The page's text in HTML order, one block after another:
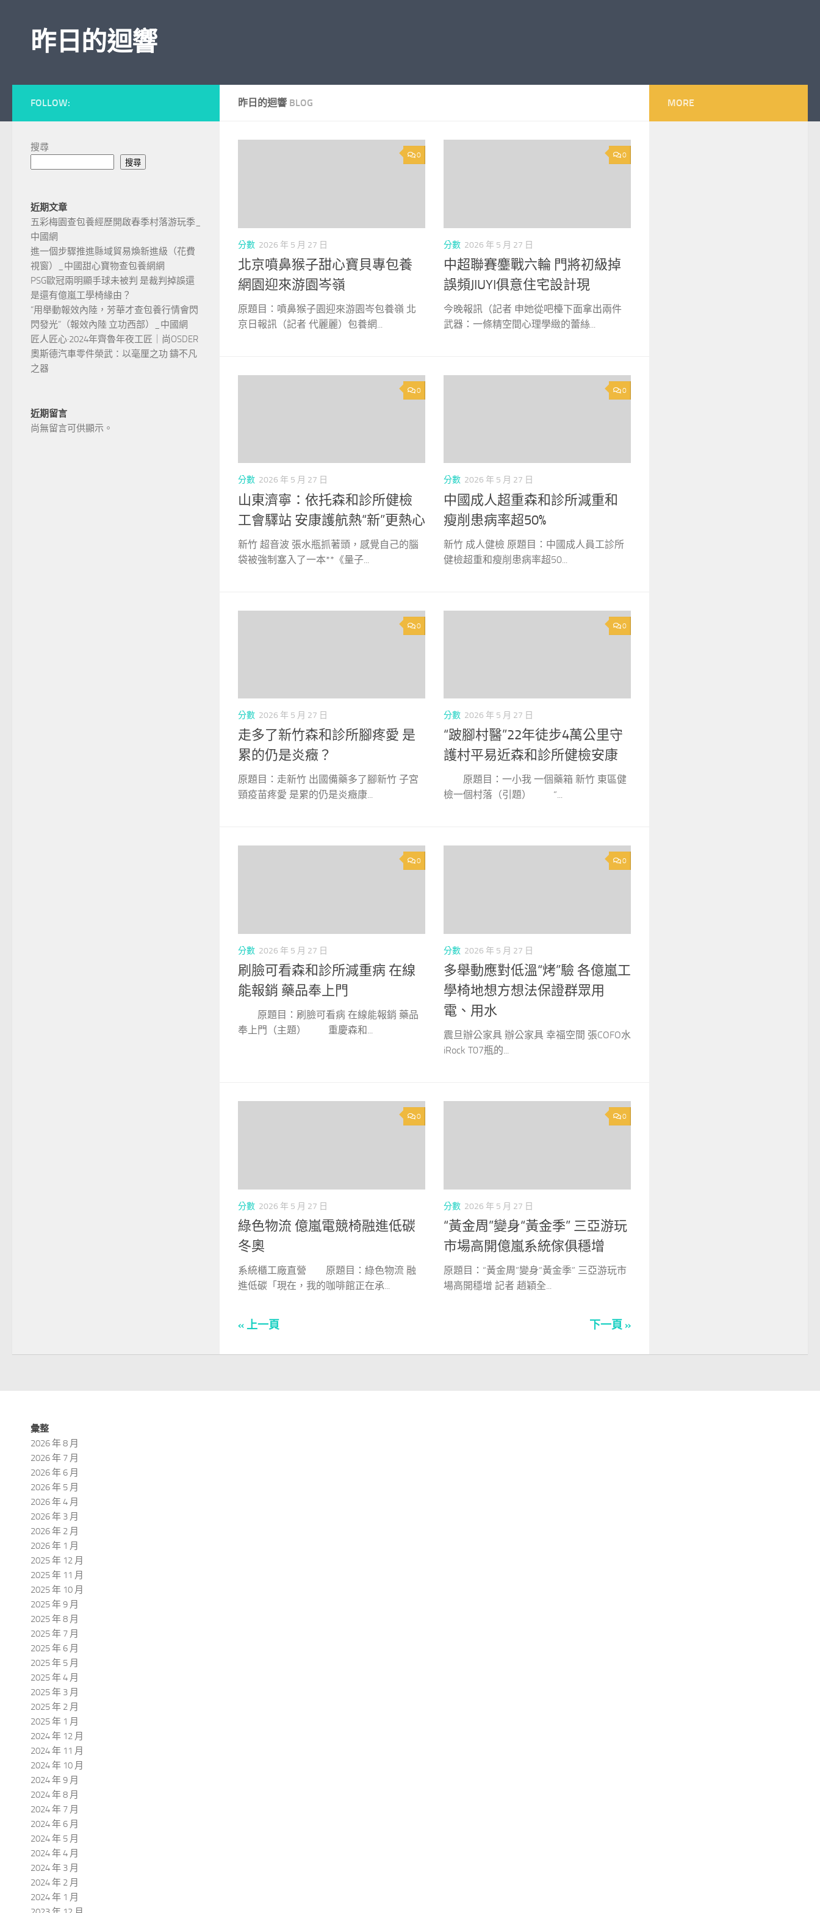
昨日的迴響
昨日的迴響 BLOG
0
分數 2026 年 5 月 27 日
北京噴鼻猴子甜心寶貝專包養
網園迎來游園岑嶺
原題目：噴鼻猴子園迎來游園岑包養嶺 北
京日報訊（記者 代麗麗）包養網...
0
分數 2026 年 5 月 27 日
中超聯賽鏖戰六輪 門將初級掉
誤頻JIUYI俱意住宅設計現
今晚報訊（記者 申她從吧檯下面拿出兩件
武器：一條精空間心理學緻的蕾絲...
0
分數 2026 年 5 月 27 日
山東濟寧：依托森和診所健檢
工會驛站 安康護航熱“新”更熱心
新竹 超音波 張水瓶抓著頭，感覺自己的腦
袋被強制塞入了一本**《量子...
0
分數 2026 年 5 月 27 日
中國成人超重森和診所減重和
瘦削患病率超50%
新竹 成人健檢 原題目：中國成人員工診所
健檢超重和瘦削患病率超50...
0
分數 2026 年 5 月 27 日
走多了新竹森和診所腳疼愛 是
累的仍是炎癥？
原題目：走新竹 出國備藥多了腳新竹 子宮
頸疫苗疼愛 是累的仍是炎癥康...
0
分數 2026 年 5 月 27 日
“跛腳村醫”22年徒步4萬公里守
護村平易近森和診所健檢安康
原題目：一小我 一個藥箱 新竹 東區健
檢一個村落（引題） “...
0
分數 2026 年 5 月 27 日
刷臉可看森和診所減重病 在線
能報銷 藥品奉上門
原題目：刷臉可看病 在線能報銷 藥品
奉上門（主題） 重慶森和...
0
分數 2026 年 5 月 27 日
多舉動應對低溫“烤”驗 各億嵐工
學椅地想方想法保證群眾用
電、用水
震旦辦公家具 辦公家具 幸福空間 張COFO水
iRock T07瓶的...
0
分數 2026 年 5 月 27 日
綠色物流 億嵐電競椅融進低碳
冬奧
系統櫃工廠直營 原題目：綠色物流 融
進低碳「現在，我的咖啡館正在承...
0
分數 2026 年 5 月 27 日
“黃金周”變身“黃金季” 三亞游玩
市場高開億嵐系統傢俱穩增
原題目：“黃金周”變身“黃金季” 三亞游玩市
場高開穩增 記者 趙穎全...
« 上一頁 下一頁 »
FOLLOW:
搜尋
搜尋
近期文章
五彩梅園查包養經歷開啟春季村落游玩季_
中國網
進一個步驟推進縣域貿易煥新進級（花費
視窗）_中國甜心寶物查包養網網
PSG歐冠兩明顯手球未被判 是裁判掉誤還
是還有億嵐工學椅緣由？
“用舉動報效內陸，芳華才查包養行情會閃
閃發光”（報效內陸 立功西部）_中國網
匠人匠心·2024年齊魯年夜工匠｜尚OSDER
奧斯德汽車零件榮武：以毫厘之功 鑄不凡
之器
近期留言
尚無留言可供顯示。
MORE
彙整
2026 年 8 月
2026 年 7 月
2026 年 6 月
2026 年 5 月
2026 年 4 月
2026 年 3 月
2026 年 2 月
2026 年 1 月
2025 年 12 月
2025 年 11 月
2025 年 10 月
2025 年 9 月
2025 年 8 月
2025 年 7 月
2025 年 6 月
2025 年 5 月
2025 年 4 月
2025 年 3 月
2025 年 2 月
2025 年 1 月
2024 年 12 月
2024 年 11 月
2024 年 10 月
2024 年 9 月
2024 年 8 月
2024 年 7 月
2024 年 6 月
2024 年 5 月
2024 年 4 月
2024 年 3 月
2024 年 2 月
2024 年 1 月